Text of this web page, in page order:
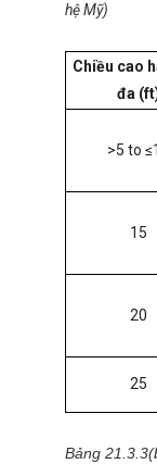
hệ Mỹ)
Chiều cao
đa
>5 to
15
20
25
Bảng